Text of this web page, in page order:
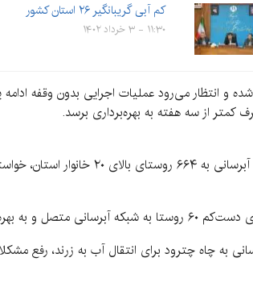
کم آبی گریبانگیر ۲۶ استان کشور
۱۱:۳۰ - ۳ خرداد ۱۴۰۲
و انتظار می‌رود عملیات اجرایی بدون وقفه
کمتر از سه هفته به بهره‌برداری برسد.
معاون هماهنگی امور عمرانی استاندار کرمان در
برسند.
به چاه چترود برای انتقال آب به زرند، رفع